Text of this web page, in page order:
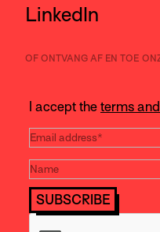
LinkedIn
OF ONTVANG AF EN TOE
I accept the terms
SUBSCRIBE